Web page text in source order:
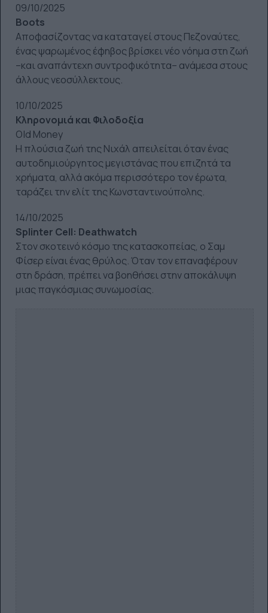
09/10/2025
Boots
Αποφασίζοντας να καταταγεί στους Πεζοναύτες,
ένας ψαρωμένος έφηβος βρίσκει νέο νόημα στη ζωή
–και αναπάντεχη συντροφικότητα– ανάμεσα στους
άλλους νεοσύλλεκτους.
10/10/2025
Κληρονομιά και Φιλοδοξία
Old Money
Η πλούσια ζωή της Νιχάλ απειλείται όταν ένας
αυτοδημιούργητος μεγιστάνας που επιζητά τα
χρήματα, αλλά ακόμα περισσότερο τον έρωτα,
ταράζει την ελίτ της Κωνσταντινούπολης.
14/10/2025
Splinter Cell: Deathwatch
Στον σκοτεινό κόσμο της κατασκοπείας, ο Σαμ
Φίσερ είναι ένας θρύλος. Όταν τον επαναφέρουν
στη δράση, πρέπει να βοηθήσει στην αποκάλυψη
μιας παγκόσμιας συνωμοσίας.